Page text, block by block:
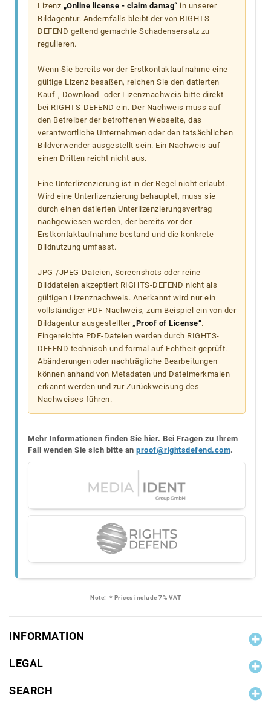
Lizenz „Online license - claim damag“ in unserer
Bildagentur. Andernfalls bleibt der von RIGHTS-
DEFEND geltend gemachte Schadensersatz zu
regulieren.
Wenn Sie bereits vor der Erstkontaktaufnahme eine
gültige Lizenz besaßen, reichen Sie den datierten
Kauf-, Download- oder Lizenznachweis bitte direkt
bei RIGHTS-DEFEND ein. Der Nachweis muss auf
den Betreiber der betroffenen Webseite, das
verantwortliche Unternehmen oder den tatsächlichen
Bildverwender ausgestellt sein. Ein Nachweis auf
einen Dritten reicht nicht aus.
Eine Unterlizenzierung ist in der Regel nicht erlaubt.
Wird eine Unterlizenzierung behauptet, muss sie
durch einen datierten Unterlizenzierungsvertrag
nachgewiesen werden, der bereits vor der
Erstkontaktaufnahme bestand und die konkrete
Bildnutzung umfasst.
JPG-/JPEG-Dateien, Screenshots oder reine
Bilddateien akzeptiert RIGHTS-DEFEND nicht als
gültigen Lizenznachweis. Anerkannt wird nur ein
vollständiger PDF-Nachweis, zum Beispiel ein von der
Bildagentur ausgestellter „Proof of License“.
Eingereichte PDF-Dateien werden durch RIGHTS-
DEFEND technisch und formal auf Echtheit geprüft.
Abänderungen oder nachträgliche Bearbeitungen
können anhand von Metadaten und Dateimerkmalen
erkannt werden und zur Zurückweisung des
Nachweises führen.
Mehr Informationen finden Sie hier. Bei Fragen zu Ihrem
Fall wenden Sie sich bitte an proof@rightsdefend.com.
Note: * Prices include 7% VAT
INFORMATION
LEGAL
SEARCH